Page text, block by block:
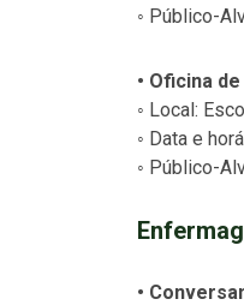
◦ Público-
• Oficina
◦ Local:
◦ Data e
◦ Público-
•